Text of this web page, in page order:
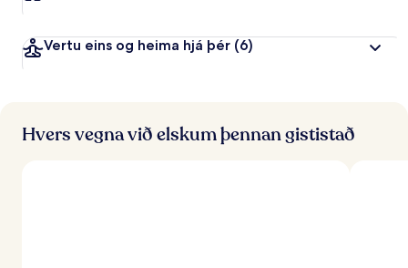
Vertu eins og heima hjá þér (6)
Hvers vegna við elskum þennan gististað